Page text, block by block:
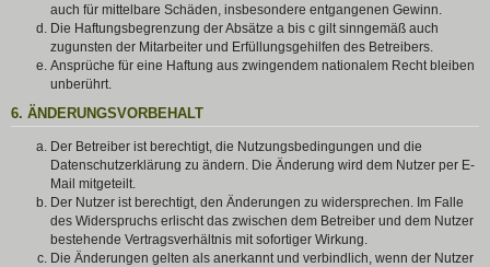
auch für mittelbare Schäden, insbesondere entgangenen Gewinn.
Die Haftungsbegrenzung der Absätze a bis c gilt sinngemäß auch
zugunsten der Mitarbeiter und Erfüllungsgehilfen des Betreibers.
Ansprüche für eine Haftung aus zwingendem nationalem Recht bleiben
unberührt.
6. ÄNDERUNGSVORBEHALT
Der Betreiber ist berechtigt, die Nutzungsbedingungen und die
Datenschutzerklärung zu ändern. Die Änderung wird dem Nutzer per E-
Mail mitgeteilt.
Der Nutzer ist berechtigt, den Änderungen zu widersprechen. Im Falle
des Widerspruchs erlischt das zwischen dem Betreiber und dem Nutzer
bestehende Vertragsverhältnis mit sofortiger Wirkung.
Die Änderungen gelten als anerkannt und verbindlich, wenn der Nutzer